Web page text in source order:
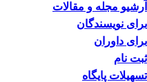
آرشیو مجله و مقالات
برای نویسندگان
برای داوران
ثبت نام
تسهیلات پایگاه